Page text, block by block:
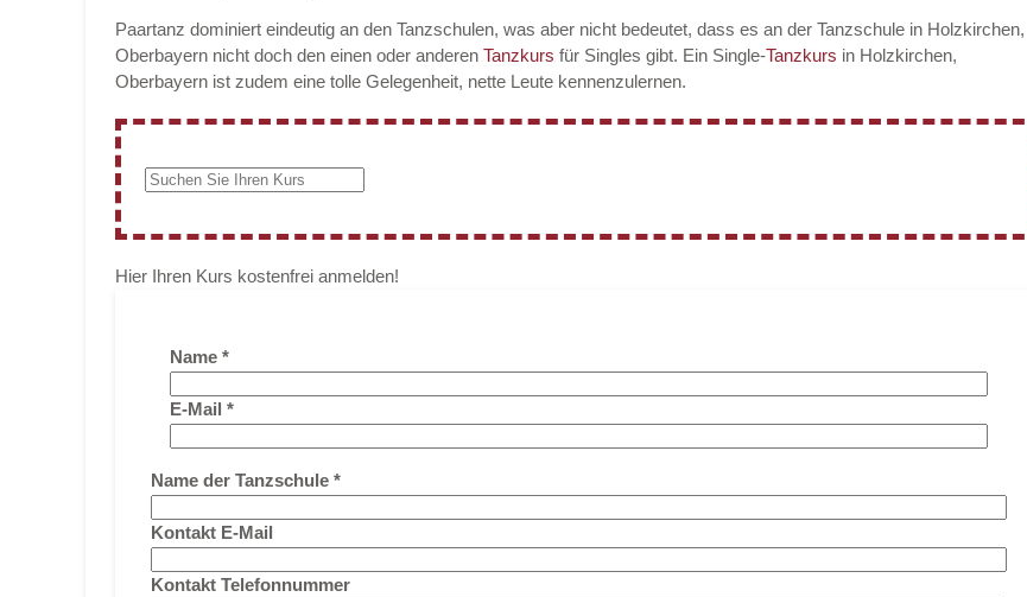
Paartanz dominiert eindeutig an den Tanzschulen, was aber nicht bedeutet, dass es an der Tanzschule in Holzkirchen,
Oberbayern nicht doch den einen oder anderen Tanzkurs für Singles gibt. Ein Single-Tanzkurs in Holzkirchen,
Oberbayern ist zudem eine tolle Gelegenheit, nette Leute kennenzulernen.
Hier Ihren Kurs kostenfrei anmelden!
Name *
E-Mail *
Name der Tanzschule *
Kontakt E-Mail
Kontakt Telefonnummer